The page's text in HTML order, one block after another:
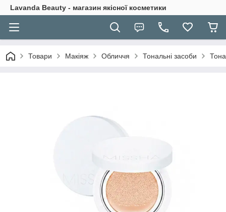
Lavanda Beauty - магазин якісної косметики
Товари Макіяж Обличчя Тональні засоби